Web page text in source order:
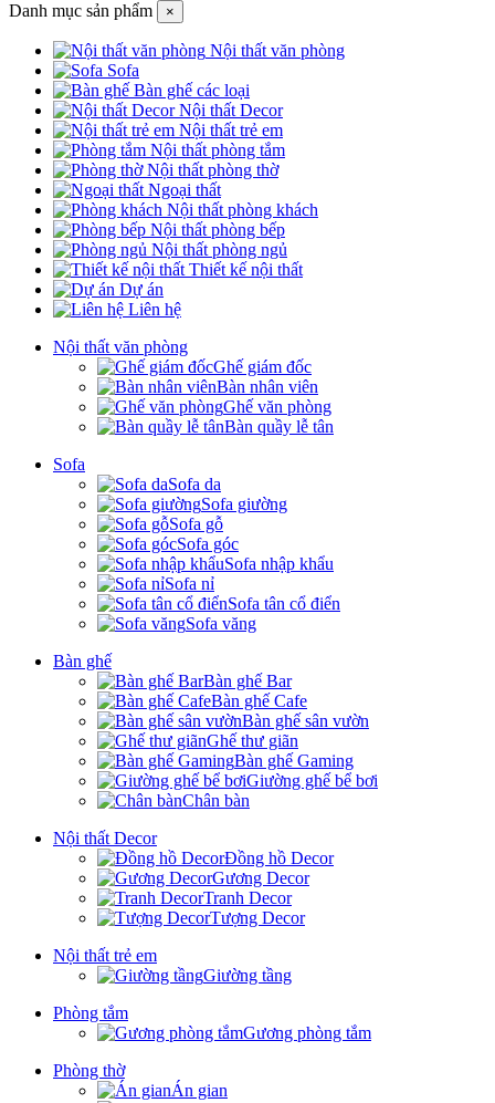
Danh mục sản phẩm ×
Nội thất văn phòng
Sofa
Bàn ghế các loại
Nội thất Decor
Nội thất trẻ em
Nội thất phòng tắm
Nội thất phòng thờ
Ngoại thất
Nội thất phòng khách
Nội thất phòng bếp
Nội thất phòng ngủ
Thiết kế nội thất
Dự án
Liên hệ
Nội thất văn phòng
Ghế giám đốc
Bàn nhân viên
Ghế văn phòng
Bàn quầy lễ tân
Sofa
Sofa da
Sofa giường
Sofa gỗ
Sofa góc
Sofa nhập khẩu
Sofa nỉ
Sofa tân cổ điển
Sofa văng
Bàn ghế
Bàn ghế Bar
Bàn ghế Cafe
Bàn ghế sân vườn
Ghế thư giãn
Bàn ghế Gaming
Giường ghế bể bơi
Chân bàn
Nội thất Decor
Đồng hồ Decor
Gương Decor
Tranh Decor
Tượng Decor
Nội thất trẻ em
Giường tầng
Phòng tắm
Gương phòng tắm
Phòng thờ
Án gian